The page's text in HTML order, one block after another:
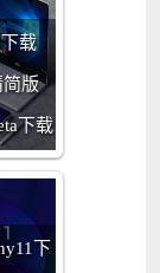
载
简版
下载
下